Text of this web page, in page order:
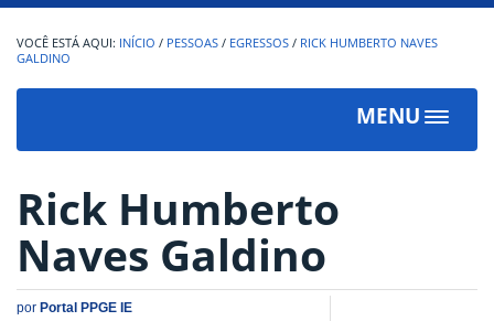
INÍCIO / PESSOAS / EGRESSOS / RICK HUMBERTO NAVES
GALDINO
MENU
Toggle
Rick Humberto
Naves Galdino
por Portal PPGE IE